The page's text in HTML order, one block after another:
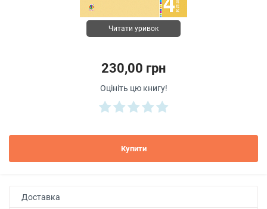
Читати уривок
230,00 грн
Оцініть цю книгу!
Купити
Доставка